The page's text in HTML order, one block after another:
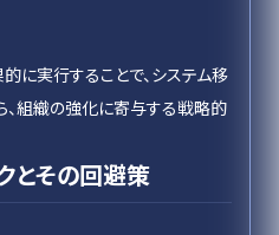
に実行することで、システム移
組織の強化に寄与する戦略的
とその回避策